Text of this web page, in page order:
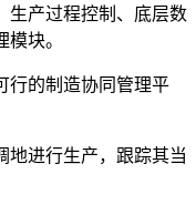
生产过程控制、底层数
块。
行的制造协同管理平
地进行生产，跟踪其当